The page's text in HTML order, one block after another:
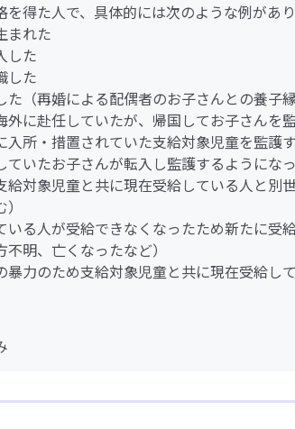
得た人で、具体的には次のような例があり
まれた
した
した
た（再婚による配偶者のお子さんとの養子縁
外に赴任していたが、帰国してお子さんを
入所・措置されていた支給対象児童を監護
ていたお子さんが転入し監護するようにな
給対象児童と共に現在受給している人と別
いる人が受給できなくなったため新たに受
明、亡くなったなど）
暴力のため支給対象児童と共に現在受給し